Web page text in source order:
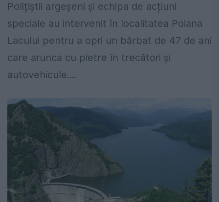
Polițiștii argeșeni și echipa de acțiuni
speciale au intervenit în localitatea Poiana
Lacului pentru a opri un bărbat de 47 de ani
care arunca cu pietre în trecători și
autovehicule....